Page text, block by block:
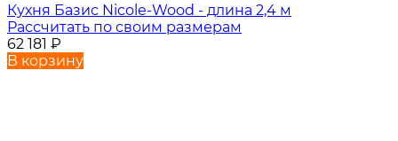
Кухня Базис Nicole-Wood - длина 2,4 м
Рассчитать по своим размерам
62 181 ₽
В корзину